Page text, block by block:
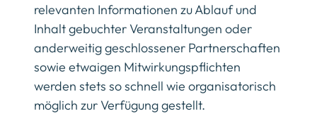
relevanten Informationen zu Ablauf und
Inhalt gebuchter Veranstaltungen oder
anderweitig geschlossener Partnerschaften
sowie etwaigen Mitwirkungspflichten
werden stets so schnell wie organisatorisch
möglich zur Verfügung gestellt.